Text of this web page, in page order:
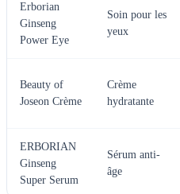
Erborian
Ginseng
Power Eye
Soin pour les
yeux
Beauty of
Joseon Crème
Crème
hydratante
ERBORIAN
Ginseng
Super Serum
Sérum anti-
âge